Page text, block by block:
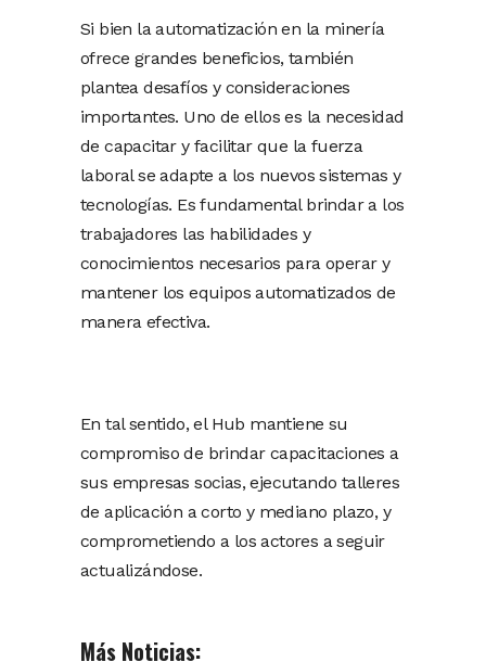
Si bien la automatización en la minería
ofrece grandes beneficios, también
plantea desafíos y consideraciones
importantes. Uno de ellos es la necesidad
de capacitar y facilitar que la fuerza
laboral se adapte a los nuevos sistemas y
tecnologías. Es fundamental brindar a los
trabajadores las habilidades y
conocimientos necesarios para operar y
mantener los equipos automatizados de
manera efectiva.
En tal sentido, el Hub mantiene su
compromiso de brindar capacitaciones a
sus empresas socias, ejecutando talleres
de aplicación a corto y mediano plazo, y
comprometiendo a los actores a seguir
actualizándose.
Más Noticias: